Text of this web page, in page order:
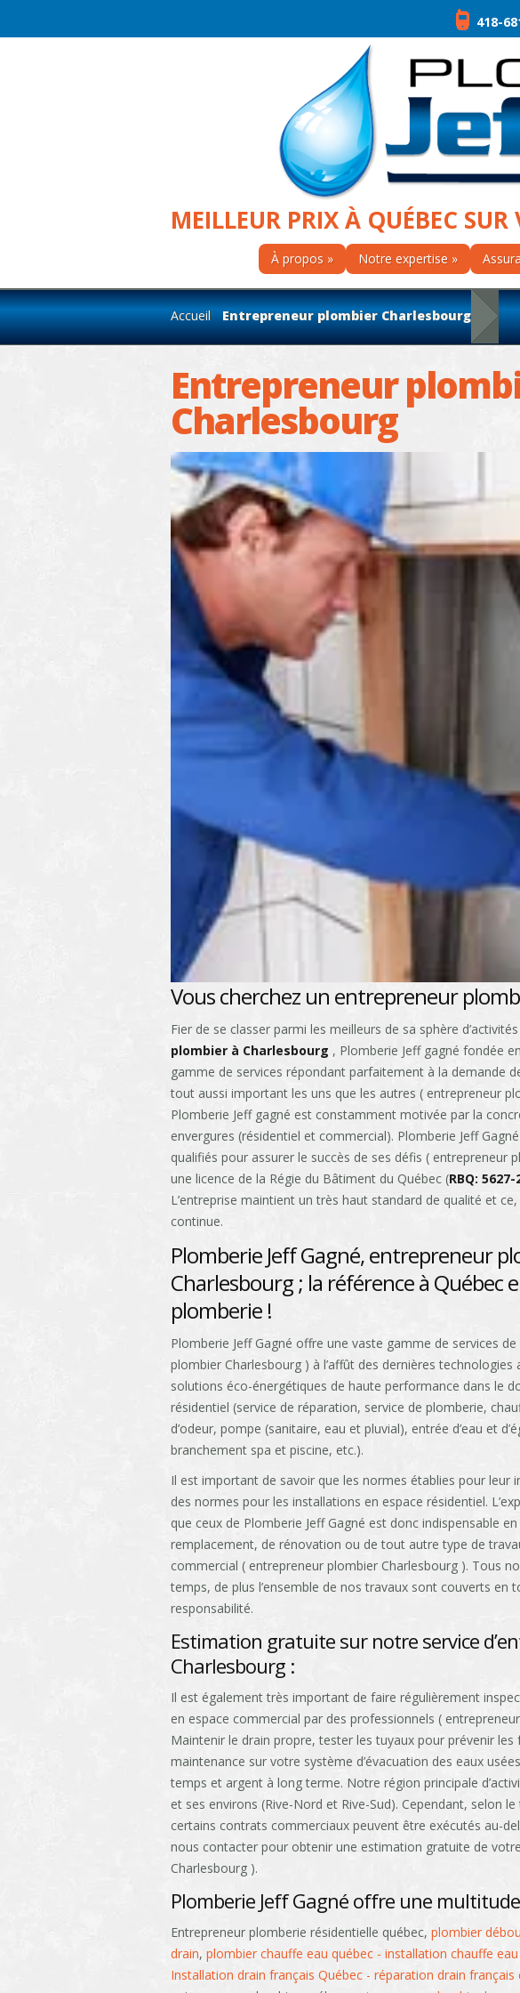
418-
MEILLEUR PRIX À QUÉBEC
À propos Notre expertise
Accueil Entrepreneur plombier Charlesbourg
Entrepreneur
Charlesbourg
Vous cherchez un entrepreneur
Fier de se classer parmi les meilleurs de sa sphère
plombier à Charlesbourg , Plomberie Jeff gagné fondée
gamme de services répondant parfaitement à la demande
tout aussi important les uns que les autres ( entrepreneur
Plomberie Jeff gagné est constamment motivée par la
envergures (résidentiel et commercial). Plomberie Jeff
qualifiés pour assurer le succès de ses défis ( entrepreneur
une licence de la Régie du Bâtiment du Québec (RBQ:
L’entreprise maintient un très haut standard de qualité et
continue.
Plomberie Jeff Gagné, entrepreneur
Charlesbourg ; la référence à Québec
plomberie !
Plomberie Jeff Gagné offre une vaste gamme de services
plombier Charlesbourg ) à l’affût des dernières technologies
solutions éco-énergétiques de haute performance dans le
résidentiel (service de réparation, service de plomberie,
d’odeur, pompe (sanitaire, eau et pluvial), entrée d’eau et
branchement spa et piscine, etc.).
Il est important de savoir que les normes établies pour leur
des normes pour les installations en espace résidentiel.
que ceux de Plomberie Jeff Gagné est donc indispensable
remplacement, de rénovation ou de tout autre type de
commercial ( entrepreneur plombier Charlesbourg ). Tous
temps, de plus l’ensemble de nos travaux sont couverts en
responsabilité.
Estimation gratuite sur notre service
Charlesbourg :
Il est également très important de faire régulièrement
en espace commercial par des professionnels (
Maintenir le drain propre, tester les tuyaux pour prévenir
maintenance sur votre système d’évacuation des eaux
temps et argent à long terme. Notre région principale
et ses environs (Rive-Nord et Rive-Sud). Cependant, selon
certains contrats commerciaux peuvent être exécutés au-
nous contacter pour obtenir une estimation gratuite de
Charlesbourg ).
Plomberie Jeff Gagné offre une
Entrepreneur plomberie résidentielle québec, plombier
drain, plombier chauffe eau québec - installation chauffe
Installation drain français Québec - réparation drain